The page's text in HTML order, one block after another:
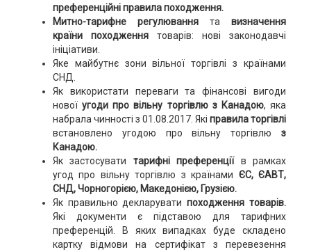
преференційні правила походження.
Митно-тарифне регулюваннятавизначення
країни походження товарів: нові законодавчі
ініціативи.
Яке майбутнє зони вільної торгівлі з країнами
СНД.
Як використати переваги та фінансові вигоди
новоїугоди про вільну торгівлю з Канадою, яка
набрала чинності з 01.08.2017. Якіправила торгівлі
встановлено угодою про вільну торгівлю з
Канадою.
Як застосувати тарифні преференціїв рамках
угод про вільну торгівлю з країнами ЄС, ЄАВТ,
СНД, Чорногорією, Македонією, Грузією.
Як правильно декларуватипоходження товарів.
Які документи є підставою для тарифних
преференцій. В яких випадках буде складено
картку відмови на сертифікат з перевезення